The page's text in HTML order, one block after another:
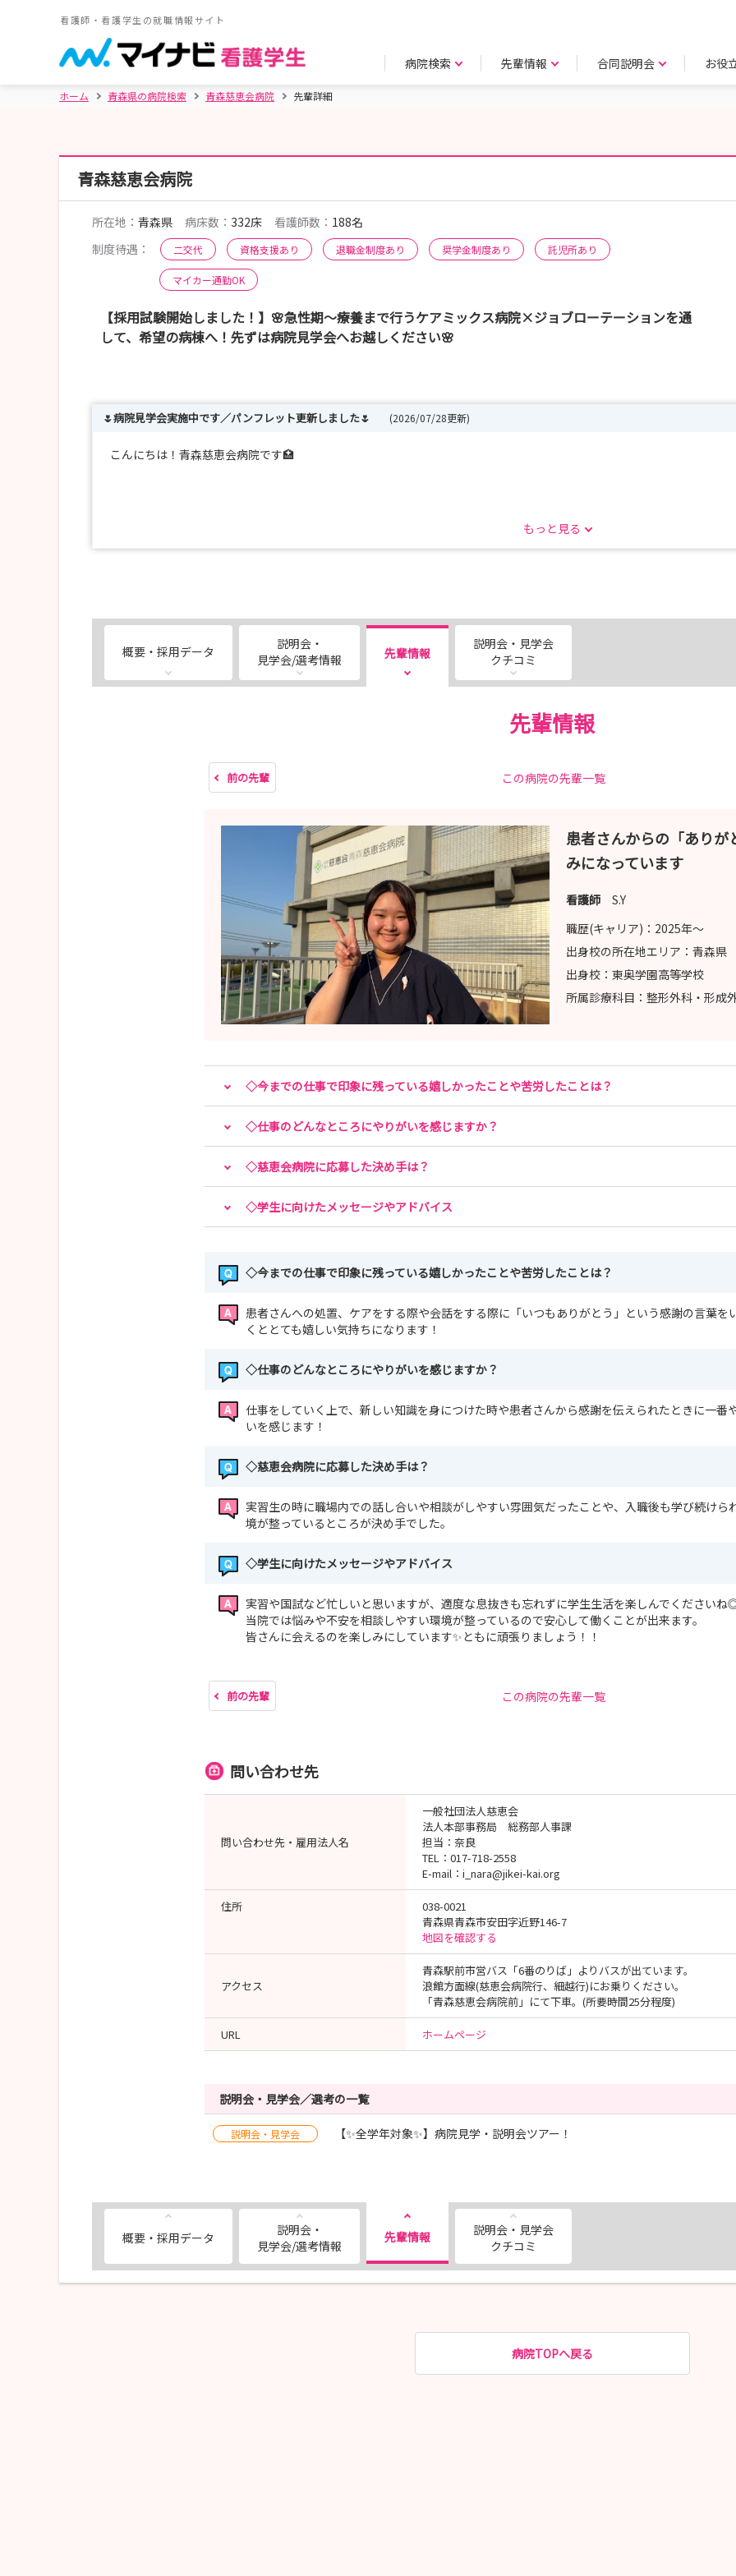
看護師・看護学生の就職情報サイト
病院検索 先輩情報 合同説明会 お役
ホーム 青森県の病院検索 青森慈恵会病院 先輩詳細
青森慈恵会病院
所在地： 青森県 病床数： 332床 看護師数： 188名
制度待遇：
二交代 資格支援あり 退職金制度あり 奨学金制度あり 託児所あり
マイカー通勤OK
【採用試験開始しました！】🌸急性期～療養まで行うケアミックス病院×ジョブローテーションを通
して、希望の病棟へ！先ずは病院見学会へお越しください🌸
🌷病院見学会実施中です／パンフレット更新しました🌷 (2026/07/28更新)
こんにちは！青森慈恵会病院です🏥
今年入社した看護師の情報やインタビューも掲載しています！ぜひエントリーしてチェックしてみてくださいね🌷
青森慈恵会病院では、病院見学会を随時開催しております⭐
◆ジョブローテーション制度について
学生の皆様が気になるポイントを詳しくご説明しております🌼
おひとりでもご友人との参加も可能です！
お申し込みは【説明会・見学会】ボタンよりお願いいたします😊
※スムーズなご調整のために見学希望日は複数日お知らせいただきますようお願いいたします※
お気軽にお申し込みください✨皆様のご参加をお待ちしております♪
もっと見る
概要・採用データ
説明会・
見学会/選考情報
先輩情報
説明会・見学会
クチコミ
先輩情報
前の先輩 この病院の先輩一覧
患者さんからの「あり
みになっています
看護師 S.Y
職歴(キャリア)： 2025年〜
出身校の所在地エリア： 青森県
出身校： 東奥学園高等学校
所属診療科目： 整形外科・形成
◇今までの仕事で印象に残っている嬉しかったことや苦労したことは？
◇仕事のどんなところにやりがいを感じますか？
◇慈恵会病院に応募した決め手は？
◇学生に向けたメッセージやアドバイス
◇今までの仕事で印象に残っている嬉しかったことや苦労したことは？
患者さんへの処置、ケアをする際や会話をする際に「いつもありがとう」という感謝の言葉を
くととても嬉しい気持ちになります！
◇仕事のどんなところにやりがいを感じますか？
仕事をしていく上で、新しい知識を身につけた時や患者さんから感謝を伝えられたときに一番
いを感じます！
◇慈恵会病院に応募した決め手は？
実習生の時に職場内での話し合いや相談がしやすい雰囲気だったことや、入職後も学び続けら
境が整っているところが決め手でした。
◇学生に向けたメッセージやアドバイス
実習や国試など忙しいと思いますが、適度な息抜きも忘れずに学生生活を楽しんでくださいね
当院では悩みや不安を相談しやすい環境が整っているので安心して働くことが出来ます。
皆さんに会えるのを楽しみにしています✨ともに頑張りましょう！！
前の先輩 この病院の先輩一覧
問い合わせ先
問い合わせ先・雇用法人名
一般社団法人慈恵会
法人本部事務局 総務部人事課
担当：奈良
TEL：017-718-2558
E-mail：i_nara@jikei-kai.org
住所
038-0021
青森県青森市安田字近野146-7
地図を確認する
アクセス
青森駅前市営バス「6番のりば」よりバスが出ています。
浪館方面線(慈恵会病院行、細越行)にお乗りください。
「青森慈恵会病院前」にて下車。(所要時間25分程度)
URL ホームページ
説明会・見学会／選考の一覧
説明会・見学会 【✨全学年対象✨】病院見学・説明会ツアー！
概要・採用データ
説明会・
見学会/選考情報
先輩情報
説明会・見学会
クチコミ
病院TOPへ戻る